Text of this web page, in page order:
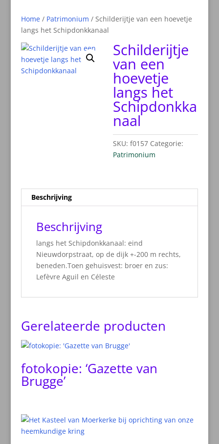
Home/ Patrimonium / Schilderijtje van een hoevetje
langs het Schipdonkkanaal
Schilderijtje
van een
hoevetje
langs het
Schipdonkka
naal
SKU:f0157 Categorie:
Patrimonium
Beschrijving
Beschrijving
langs het Schipdonkkanaal: eind
Nieuwdorpstraat, op de dijk +-200 m rechts,
beneden.Toen gehuisvest: broer en zus:
Lefèvre Aguil en Céleste
Gerelateerde producten
fotokopie: ‘Gazette van
Brugge’